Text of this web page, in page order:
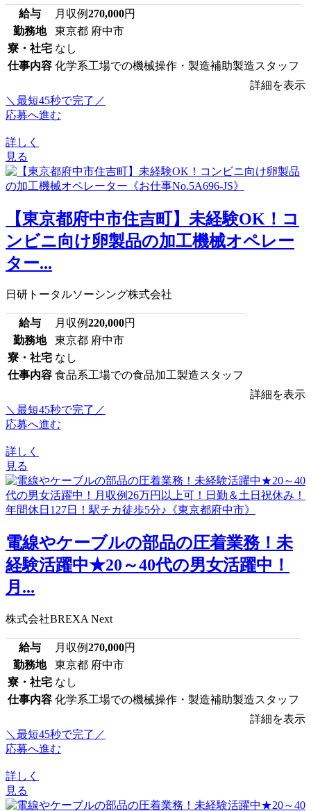
給与 月収例270,000円
勤務地
東京都 府中市
寮・社宅 なし
仕事内容 化学系工場での機械操作・製造補助製造スタッフ
詳細を表示
＼最短45秒で完了／
応募へ進む
詳しく
見る
【東京都府中市住吉町】未経験OK！コ
ンビニ向け卵製品の加工機械オペレー
ター...
日研トータルソーシング株式会社
給与 月収例220,000円
勤務地
東京都 府中市
寮・社宅 なし
仕事内容 食品系工場での食品加工製造スタッフ
詳細を表示
＼最短45秒で完了／
応募へ進む
詳しく
見る
電線やケーブルの部品の圧着業務！未
経験活躍中★20～40代の男女活躍中！
月...
株式会社BREXA Next
給与 月収例270,000円
勤務地
東京都 府中市
寮・社宅 なし
仕事内容 化学系工場での機械操作・製造補助製造スタッフ
詳細を表示
＼最短45秒で完了／
応募へ進む
詳しく
見る